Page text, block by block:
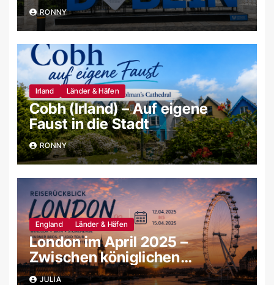
RONNY
Irland Länder & Häfen
Cobh (Irland) – Auf eigene
Faust in die Stadt
RONNY
England Länder & Häfen
London im April 2025 –
Zwischen königlichen
Schlössern, magischen
JULIA